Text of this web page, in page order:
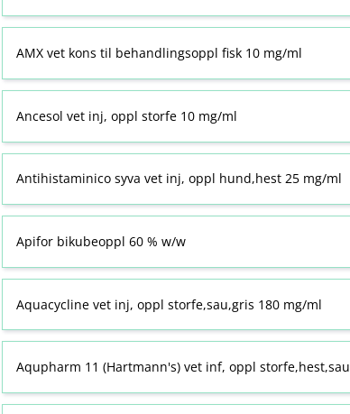
AMX vet kons til behandlingsoppl fisk 10 mg/ml
Ancesol vet inj, oppl storfe 10 mg/ml
Antihistaminico syva vet inj, oppl hund,hest 25 mg/ml
Apifor bikubeoppl 60 % w​/​w
Aquacycline vet inj, oppl storfe,sau,gris 180 mg/ml
Aqupharm 11 (Hartmann's) vet inf, oppl storfe,hest,sau